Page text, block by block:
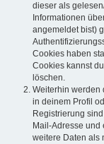
dieser als
Informationen
angemeldet bist)
Cookies haben
Cookies kannst
löschen.
Weiterhin werden
in deinem Profil
Registrierung
Mail-Adresse
weitere Daten als